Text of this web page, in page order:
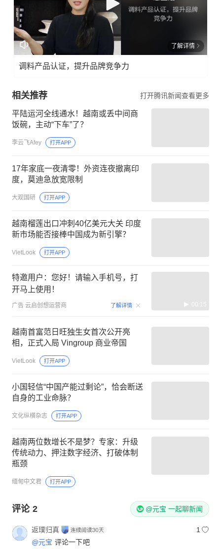
了解详情
调料产品认证，提升品牌竞争力
相关推荐 打开腾讯新闻查看更多
平陆运河全线通水！越南或丢中间商
饭碗，主动“下车”了？
李云飞Afey 打开APP
17年家底一夜清零！外资连夜撤离印
度，莫迪急放宽限制
大观国研 打开APP
越南榴莲出口冲刺40亿美元大关 印度
新市场能否接棒中国成为新引擎？
VietLook 打开APP
特邀用户：您好！请输入手机号，打
开马上使用！
广告 云启创想运营商 了解详情 00:15
越南首富范日旺独生女首次公开亮
相，正式入局 Vingroup 商业帝国
VietLook 打开APP
小国轻信“中国产能过剩论”，恰会断送
自身的工业命脉？
文化纵横杂志 打开APP
越南两位数增长不是梦？专家：升级
传统动力、押注数字经济、打破体制
瓶颈
缅甸中文君 打开APP
评论 2 @元宝 一起聊新闻
返璞归真
1
@元宝 评论一下吧